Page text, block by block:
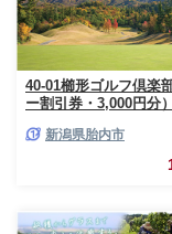
40-01櫛形ゴルフ倶楽
ー割引券・3,000円分）
新潟県胎内市